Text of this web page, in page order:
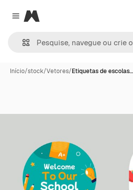
Close menu
Magnific
Início/stock/Vetores/Etiquetas de escolas…